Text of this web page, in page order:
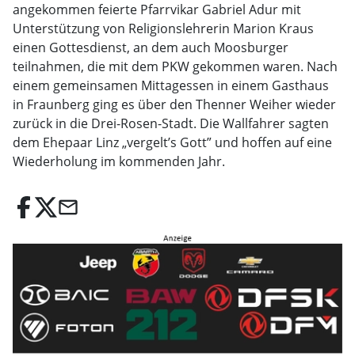
angekommen feierte Pfarrvikar Gabriel Adur mit
Unterstützung von Religionslehrerin Marion Kraus
einen Gottesdienst, an dem auch Moosburger
teilnahmen, die mit dem PKW gekommen waren. Nach
einem gemeinsamen Mittagessen in einem Gasthaus
in Fraunberg ging es über den Thenner Weiher wieder
zurück in die Drei-Rosen-Stadt. Die Wallfahrer sagten
dem Ehepaar Linz „vergelt’s Gott” und hoffen auf eine
Wiederholung im kommenden Jahr.
email